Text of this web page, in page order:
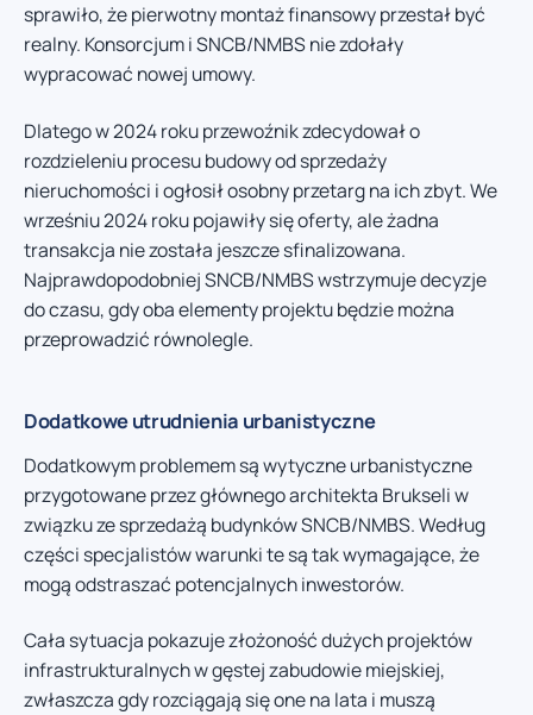
sprawiło, że pierwotny montaż finansowy przestał być
realny. Konsorcjum i SNCB/NMBS nie zdołały
wypracować nowej umowy.
Dlatego w 2024 roku przewoźnik zdecydował o
rozdzieleniu procesu budowy od sprzedaży
nieruchomości i ogłosił osobny przetarg na ich zbyt. We
wrześniu 2024 roku pojawiły się oferty, ale żadna
transakcja nie została jeszcze sfinalizowana.
Najprawdopodobniej SNCB/NMBS wstrzymuje decyzje
do czasu, gdy oba elementy projektu będzie można
przeprowadzić równolegle.
Dodatkowe utrudnienia urbanistyczne
Dodatkowym problemem są wytyczne urbanistyczne
przygotowane przez głównego architekta Brukseli w
związku ze sprzedażą budynków SNCB/NMBS. Według
części specjalistów warunki te są tak wymagające, że
mogą odstraszać potencjalnych inwestorów.
Cała sytuacja pokazuje złożoność dużych projektów
infrastrukturalnych w gęstej zabudowie miejskiej,
zwłaszcza gdy rozciągają się one na lata i muszą